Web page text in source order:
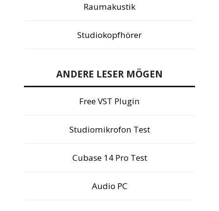
Raumakustik
Studiokopfhörer
ANDERE LESER MÖGEN
Free VST Plugin
Studiomikrofon Test
Cubase 14 Pro Test
Audio PC